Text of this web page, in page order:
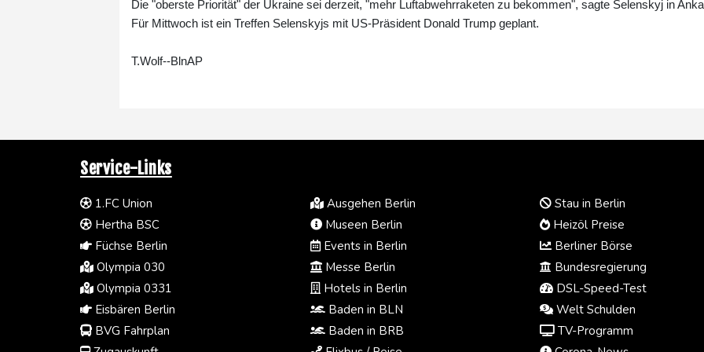
Die "oberste Priorität" der Ukraine sei derzeit, "mehr Luftabwehrraketen zu bekommen", sagte Selenskyj in
Für Mittwoch ist ein Treffen Selenskyjs mit US-Präsident Donald Trump geplant.
T.Wolf--BlnAP
Service-Links
1.FC Union
Hertha BSC
Füchse Berlin
Olympia 030
Olympia 0331
Eisbären Berlin
BVG Fahrplan
Ausgehen Berlin
Museen Berlin
Events in Berlin
Messe Berlin
Hotels in Berlin
Baden in BLN
Baden in BRB
Stau in Berlin
Heizöl Preise
Berliner Börse
Bundesregierung
DSL-Speed-Test
Welt Schulden
TV-Programm